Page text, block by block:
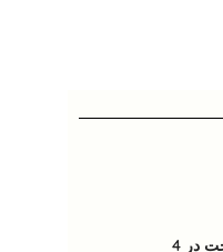
خرید اعتباری و پرداخت در 4